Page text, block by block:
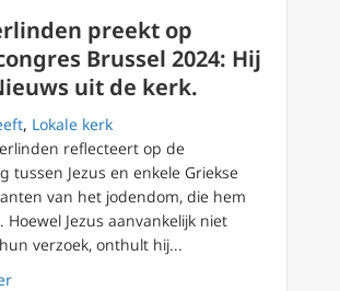
preekt op
Brussel 2024: Hij
uit de kerk.
, Lokale kerk
reflecteert op de
tussen Jezus en enkele Griekse
van het jodendom, die hem
Hoewel Jezus aanvankelijk niet
verzoek, onthult hij...
about Mgr. Terlinden preekt op